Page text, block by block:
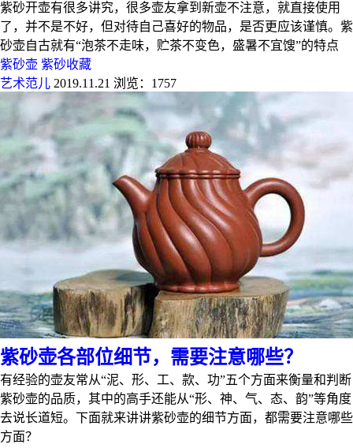
紫砂开壶有很多讲究，很多壶友拿到新壶不注意，就直接使用
了，并不是不好，但对待自己喜好的物品，是否更应该谨慎。紫
砂壶自古就有“泡茶不走味，贮茶不变色，盛暑不宜馊”的特点
紫砂壶 紫砂收藏
艺术范儿 2019.11.21 浏览：1757
紫砂壶各部位细节，需要注意哪些？
有经验的壶友常从“泥、形、工、款、功”五个方面来衡量和判断
紫砂壶的品质，其中的高手还能从“形、神、气、态、韵”等角度
去说长道短。下面就来讲讲紫砂壶的细节方面，都需要注意哪些
方面？